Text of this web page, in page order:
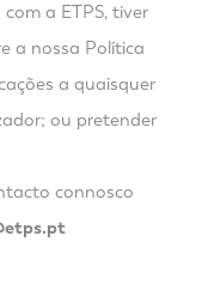
a ETPS, tiver
a nossa Política
a quaisquer
ou pretender
connosco